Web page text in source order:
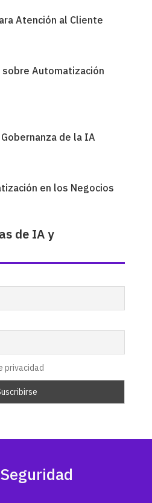
Atención al Cliente
sobre Automatización
de la IA
en los Negocios
de IA y
privacidad